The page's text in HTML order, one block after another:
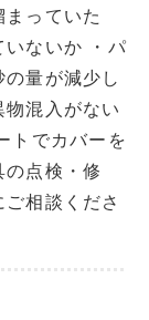
っていた
いないか ・パ
量が減少し
混入がない
でカバーを
の点検・修
相談くださ